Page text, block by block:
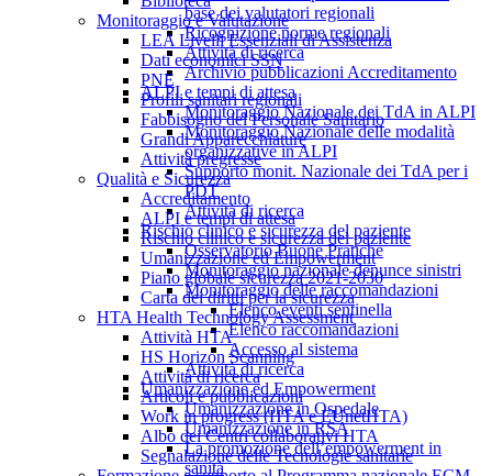
Monitoraggio e Valutazione
LEA Livelli Essenziali di Assistenza
Dati economici SSN
PNE
Profili sanitari regionali
Fabbisogno del Personale Sanitario
Grandi Apparecchiature
Attività pregresse
Qualità e Sicurezza
Accreditamento
ALPI e tempi di attesa
Rischio clinico e sicurezza del paziente
Umanizzazione ed Empowerment
Piano globale sicurezza 2021-2030
Carta dei diritti per la sicurezza
HTA Health Technology Assessment
Attività HTA
HS Horizon Scanning
Attività di ricerca
Articoli e pubblicazioni
Work in progress (HTA e EUnetHTA)
Albo dei Centri collaborativi HTA
Segnalazione delle Tecnologie sanitarie
base dei valutatori regionali
Ricognizione norme regionali
Attività di ricerca
Archivio pubblicazioni Accreditamento
ALPI e tempi di attesa
Monitoraggio Nazionale dei TdA in ALPI
Monitoraggio Nazionale delle modalità
organizzative in ALPI
Supporto monit. Nazionale dei TdA per i
PDT
Attività di ricerca
Rischio clinico e sicurezza del paziente
Osservatorio Buone Pratiche
Monitoraggio nazionale denunce sinistri
Monitoraggio delle raccomandazioni
Elenco eventi sentinella
Elenco raccomandazioni
Accesso al sistema
Attività di ricerca
Umanizzazione ed Empowerment
Umanizzazione in Ospedale
Umanizzazione in RSA
La promozione dell’empowerment in
sanità